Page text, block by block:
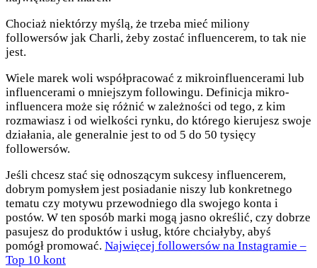
Chociaż niektórzy myślą, że trzeba mieć miliony
followersów jak Charli, żeby zostać influencerem, to tak nie
jest.
Wiele marek woli współpracować z mikroinfluencerami lub
influencerami o mniejszym followingu. Definicja mikro-
influencera może się różnić w zależności od tego, z kim
rozmawiasz i od wielkości rynku, do którego kierujesz swoje
działania, ale generalnie jest to od 5 do 50 tysięcy
followersów.
Jeśli chcesz stać się odnoszącym sukcesy influencerem,
dobrym pomysłem jest posiadanie niszy lub konkretnego
tematu czy motywu przewodniego dla swojego konta i
postów. W ten sposób marki mogą jasno określić, czy dobrze
pasujesz do produktów i usług, które chciałyby, abyś
pomógł promować. Najwięcej followersów na Instagramie –
Top 10 kont